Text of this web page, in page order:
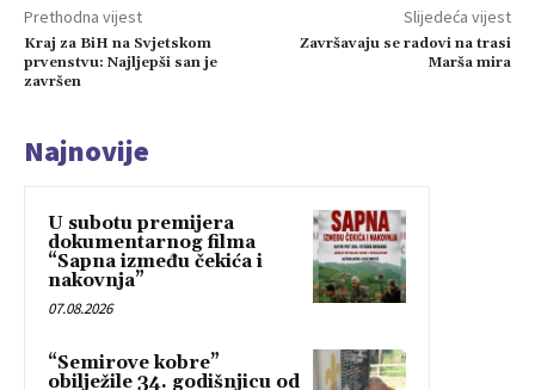
Prethodna vijest
Kraj za BiH na Svjetskom
prvenstvu: Najljepši san je
završen
Slijedeća vijest
Završavaju se radovi na trasi
Marša mira
Najnovije
U subotu premijera
dokumentarnog filma
“Sapna između čekića i
nakovnja”
07.08.2026
“Semirove kobre”
obilježile 34. godišnjicu od